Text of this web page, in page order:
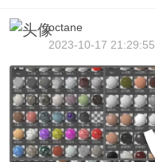
octane
2023-10-17 21:29:55